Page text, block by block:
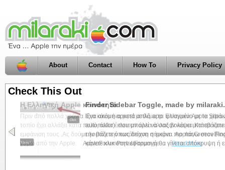
About Contact How To Privacy Policy
Check This Out
Finder Sidebar Toggle, made by
Ένα ακόμη αρκετά απλό app φτιαγμένο με τα
automator) που μπορεί να σας βολέψει
την βάζετε όπως δείχνει η εικόνα πιο πάνω στον
κάνετε κλικ στην εφαρμογή θα γίνεται απόκρυψη ή